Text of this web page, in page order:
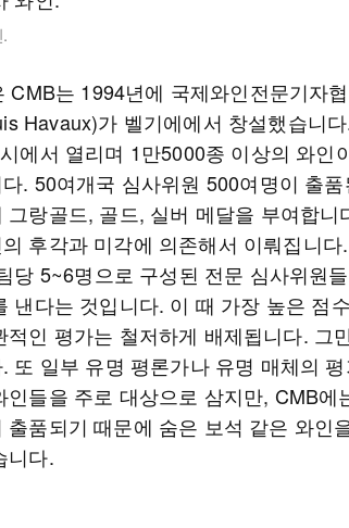
CMB는 1994년에 국제와인전문기자
Havaux)가 벨기에에서 창설했습니
에서 열리며 1만5000종 이상의 와인
. 50여개국 심사위원 500여명이 출
그랑골드, 골드, 실버 메달을 부여합니
후각과 미각에 의존해서 이뤄집니
당 5~6명으로 구성된 전문 심사위원
낸다는 것입니다. 이 때 가장 높은 점
적인 평가는 철저하게 배제됩니다. 그
또 일부 유명 평론가나 유명 매체의
인들을 주로 대상으로 삼지만, CMB에
출품되기 때문에 숨은 보석 같은 와인
니다.